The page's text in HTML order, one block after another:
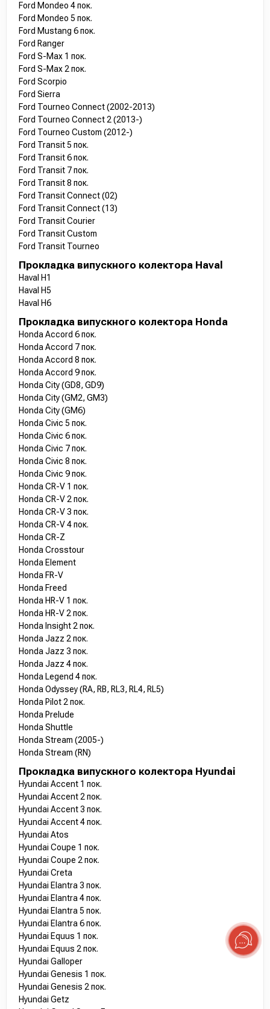
Ford Mondeo 4 пок.
Ford Mondeo 5 пок.
Ford Mustang 6 пок.
Ford Ranger
Ford S-Max 1 пок.
Ford S-Max 2 пок.
Ford Scorpio
Ford Sierra
Ford Tourneo Connect (2002-2013)
Ford Tourneo Connect 2 (2013-)
Ford Tourneo Custom (2012-)
Ford Transit 5 пок.
Ford Transit 6 пок.
Ford Transit 7 пок.
Ford Transit 8 пок.
Ford Transit Connect (02)
Ford Transit Connect (13)
Ford Transit Courier
Ford Transit Custom
Ford Transit Tourneo
Прокладка випускного колектора Haval
Haval H1
Haval H5
Haval H6
Прокладка випускного колектора Honda
Honda Accord 6 пок.
Honda Accord 7 пок.
Honda Accord 8 пок.
Honda Accord 9 пок.
Honda City (GD8, GD9)
Honda City (GM2, GM3)
Honda City (GM6)
Honda Civic 5 пок.
Honda Civic 6 пок.
Honda Civic 7 пок.
Honda Civic 8 пок.
Honda Civic 9 пок.
Honda CR-V 1 пок.
Honda CR-V 2 пок.
Honda CR-V 3 пок.
Honda CR-V 4 пок.
Honda CR-Z
Honda Crosstour
Honda Element
Honda FR-V
Honda Freed
Honda HR-V 1 пок.
Honda HR-V 2 пок.
Honda Insight 2 пок.
Honda Jazz 2 пок.
Honda Jazz 3 пок.
Honda Jazz 4 пок.
Honda Legend 4 пок.
Honda Odyssey (RA, RB, RL3, RL4, RL5)
Honda Pilot 2 пок.
Honda Prelude
Honda Shuttle
Honda Stream (2005-)
Honda Stream (RN)
Прокладка випускного колектора Hyundai
Hyundai Accent 1 пок.
Hyundai Accent 2 пок.
Hyundai Accent 3 пок.
Hyundai Accent 4 пок.
Hyundai Atos
Hyundai Coupe 1 пок.
Hyundai Coupe 2 пок.
Hyundai Creta
Hyundai Elantra 3 пок.
Hyundai Elantra 4 пок.
Hyundai Elantra 5 пок.
Hyundai Elantra 6 пок.
Hyundai Equus 1 пок.
Hyundai Equus 2 пок.
Hyundai Galloper
Hyundai Genesis 1 пок.
Hyundai Genesis 2 пок.
Hyundai Getz